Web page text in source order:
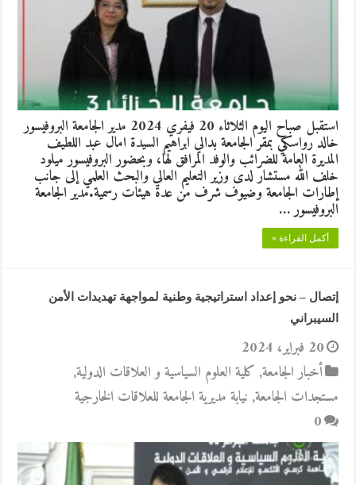
استقبل صباح اليوم الثلاثاء 20 فيفري 2024 مدير الجامعة البروفيسور
خالد رواسكي بمقر الجامعة بدالي ابراهيم السيدة امال عبد اللطيف
المديرة العامة للضرائب والوفد المرافق لها، وبحضور البروفيسور ميلود
خلف الله مستشار لدى وزير التعليم العالي والبحث العلمي إلى جانب
إطارات الجامعة وضيوف شرف من عدة هيئات رسمية.مدير الجامعة
البروفيسور …
أكمل القراءة »
إتصال – نحو إعداد استراتيجية وطنية لمواجهة تهديدات الأمن
السيبراني
20 فبراير، 2024
أخبار الجامعة, كلية العلوم السياسية و العلاقات الدولية,
مستجدات الجامعة, نيابة مديرية الجامعة للعلاقات الخارجية
0